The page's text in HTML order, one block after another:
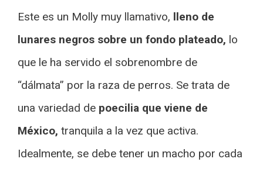
Este es un Molly muy llamativo, lleno de
lunares negros sobre un fondo plateado, lo
que le ha servido el sobrenombre de
“dálmata” por la raza de perros. Se trata de
una variedad de poecilia que viene de
México, tranquila a la vez que activa.
Idealmente, se debe tener un macho por cada